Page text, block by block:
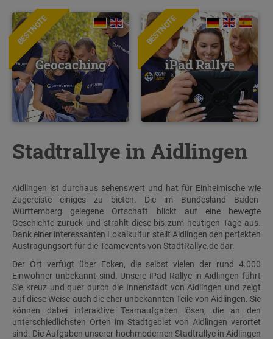
BESTNOTE
Geocaching
BESTNOTE
iPad Rallye
Stadtrallye in Aidlingen
Aidlingen ist durchaus sehenswert und hat für Einheimische wie
Zugereiste einiges zu bieten. Die im Bundesland Baden-
Württemberg gelegene Ortschaft blickt auf eine bewegte
Geschichte zurück und strahlt diese bis zum heutigen Tage aus.
Dank einer interessanten Lokalkultur stellt Aidlingen den perfekten
Austragungsort für die Teamevents von StadtRallye.de dar.
Der Ort verfügt über Ecken, die selbst vielen der rund 4.000
Einwohner unbekannt sind. Unsere iPad Rallye in Aidlingen führt
Sie kreuz und quer durch die Innenstadt von Aidlingen und zeigt
auf diese Weise auch die eher unbekannten Teile von Aidlingen. Sie
können dabei interaktive Teamaufgaben lösen, die an den
unterschiedlichsten Orten im Stadtgebiet von Aidlingen verortet
sind. Die Aufgaben unserer hochmodernen Stadtrallye in Aidlingen